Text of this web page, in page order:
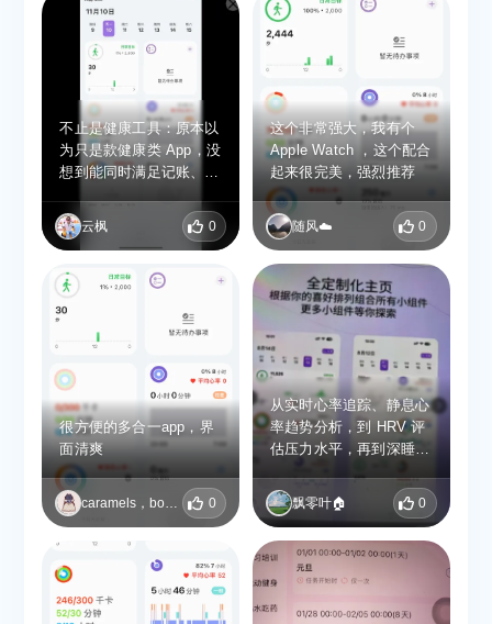
目了然。 专业健身管
理：精准记录步数、运动
距离与卡路里消耗，支持
多种运动模式，还能自定
义健身目标并实时监控进
度，运动效果看得见。
生活需求全覆盖：待办事
项设置通知避免遗漏（比
如提醒喝蛋白粉），喝水
记录帮你养成健康习惯，
甚至能记账、写日记，一
个 App 承包生活琐碎。
不止是健康工具：原本以
为只是款健康类 App，没
想到能同时满足记账、写
理需求，彻底告别手机里
杂乱的各类单一功能
云枫 0
这个非常强大，我有个
Apple Watch ，这个配合
起来很完美，强烈推荐
随风☁️ 0
很方便的多合一app，界
面清爽
0
从实时心率追踪、静息心
率趋势分析，到 HRV 评
估压力水平，再到深睡、
记录，还有周 / 月 / 年度
健康数据趋势回顾，健康
飘零叶🏠 0